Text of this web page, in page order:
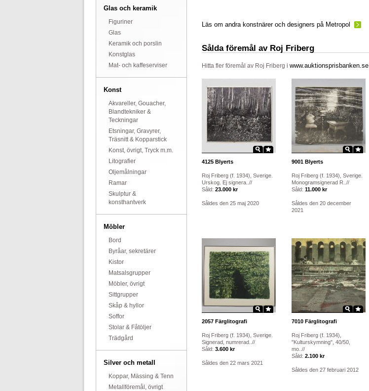
Glas och keramik
Figuriner
Glas
Keramik och porslin
Konstglas
Mat- och kaffeserviser
Konst
Akvareller, Gouacher,
Blandtekniker &
Teckningar
Etsningar, Gravyrer,
Träsnitt & Kopparstick
Konst, övrigt, Tryck m.m.
Litografier
Oljemålningar
Ramar
Skulptur &
konsthantverk
Möbler
Bord
Byråar, sekretärer
Kistor
Matsalsgrupper
Möbler, övrigt
Sittgrupper
Skåp & hyllor
Soffor
Stolar & Fåtöljer
Trädgård
Silver och metall
Koppar, Mässing & Tenn
Metallföremål, övrigt
Läs om andra konstnärer och designers på Metropol
Sålda föremål av Roj Friberg
Hitta fler föremål av Roj Friberg i www.auktionsprisbanken.se
4125Blyerts
Roj Friberg (f. 1934), Sverige.
Urskog. Ej signera..//
Såld: 23.000 kr
Såldes den 25 maj 2020
9001Blyerts
Roj Friberg (f. 1934), Sverige.
Monogramsignerad R..//
Såld: 11.000 kr
Såldes den 20 december
2021
2057Färglitografi
Roj Friberg (f. 1934), Sverige.
Signerad, numrerad..//
Såld: 3.600 kr
Såldes den 22 mars 2021
7010Färglitografi
Roj Friberg (f. 1934),
"Kulturskymning", 40/50,
mo..//
Såld: 2.100 kr
Såldes den 27 februari 2012